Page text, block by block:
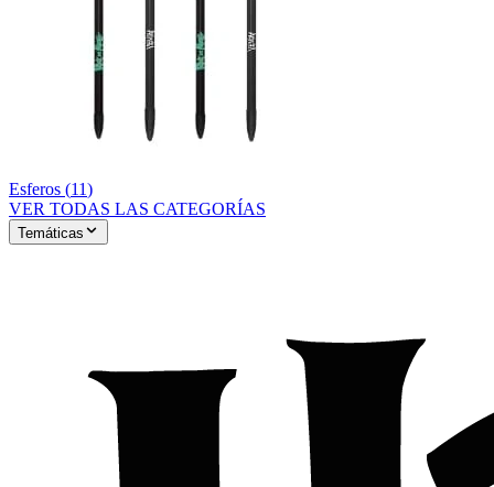
Esferos (11)
VER TODAS LAS CATEGORÍAS
Temáticas